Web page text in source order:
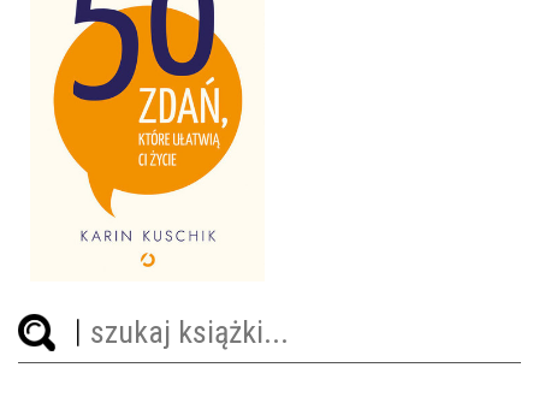
50 ZDAŃ, KTÓRE UŁATWIĄ
CI ŻYCIE
KARIN KUSCHIK
OPRAWA MIĘKKA
49,99 ZŁ